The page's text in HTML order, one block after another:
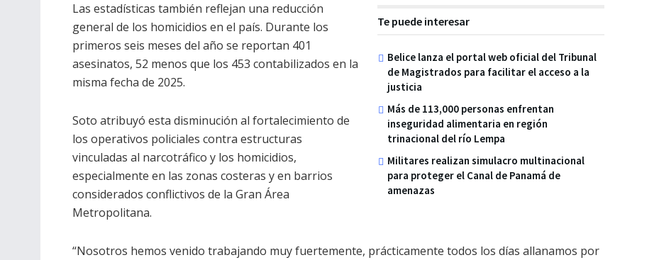
Te puede interesar
Belice lanza el portal web oficial del Tribunal
de Magistrados para facilitar el acceso a la
justicia
Más de 113,000 personas enfrentan
inseguridad alimentaria en región
trinacional del río Lempa
Militares realizan simulacro multinacional
para proteger el Canal de Panamá de
amenazas
Las estadísticas también reflejan una reducción
general de los homicidios en el país. Durante los
primeros seis meses del año se reportan 401
asesinatos, 52 menos que los 453 contabilizados en la
misma fecha de 2025.
Soto atribuyó esta disminución al fortalecimiento de
los operativos policiales contra estructuras
vinculadas al narcotráfico y los homicidios,
especialmente en las zonas costeras y en barrios
considerados conflictivos de la Gran Área
Metropolitana.
“Nosotros hemos venido trabajando muy fuertemente, prácticamente todos los días allanamos por